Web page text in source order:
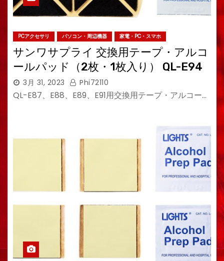
PCアクセサリ パソコン・周辺機器 家電・PC・スマホ
サンワサプライ 交換用テープ・アルコ
ールパッド（2枚・1枚入り） QL-E94
3月 31, 2023 Phi72110
QL-E87、E88、E89、E91用交換用テープ・アルコー…